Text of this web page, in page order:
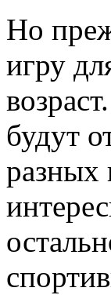
Но
игру
будут
разных